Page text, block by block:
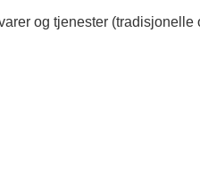
og tjenester